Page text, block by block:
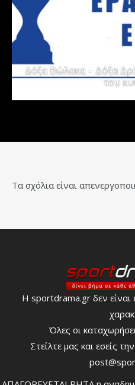
Δόξα Βώλακα – Δόξα
του
Τα σχόλια είναι
Η sportdrama.gr δεν είναι
Όλες οι
Στείλτε μας και εσείς